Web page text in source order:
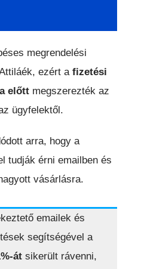
megrendelési
ezért a fizetési
előtt megszerezték az
ügyfelektől.
arra, hogy a
tudják érni emailben és
vásárlásra.
emailek és
segítségével a
átsikerült rávenni,